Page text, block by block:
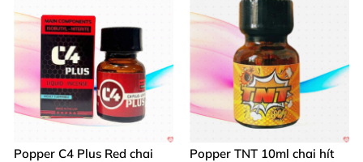
Popper C4 Plus Red chai
Popper TNT 10ml chai hít